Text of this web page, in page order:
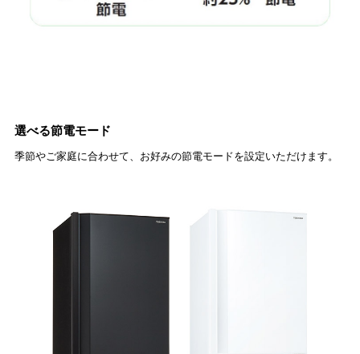
選べる節電モード
季節やご家庭に合わせて、お好みの節電モードを設定いただけます。